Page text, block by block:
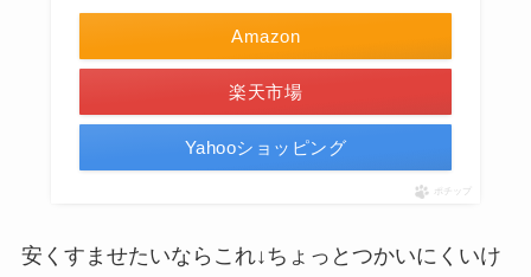
Amazon
楽天市場
Yahooショッピング
ポチップ
安くすませたいならこれ↓ちょっとつかいにくいけ